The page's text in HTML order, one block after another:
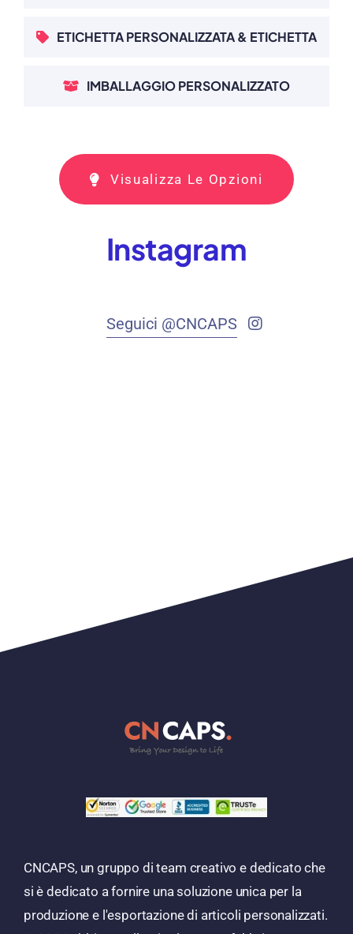
ETICHETTA PERSONALIZZATA & ETICHETTA
IMBALLAGGIO PERSONALIZZATO
Visualizza Le Opzioni
Instagram
Seguici @CNCAPS
CNCAPS, un gruppo di team creativo e dedicato che
si è dedicato a fornire una soluzione unica per la
produzione e l'esportazione di articoli personalizzati.